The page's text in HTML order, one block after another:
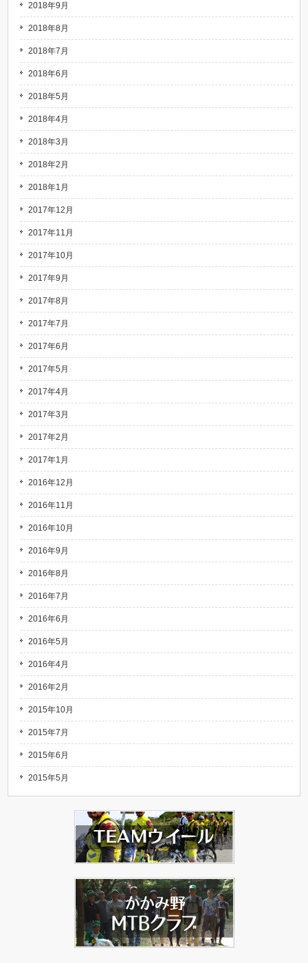
2018年9月
2018年8月
2018年7月
2018年6月
2018年5月
2018年4月
2018年3月
2018年2月
2018年1月
2017年12月
2017年11月
2017年10月
2017年9月
2017年8月
2017年7月
2017年6月
2017年5月
2017年4月
2017年3月
2017年2月
2017年1月
2016年12月
2016年11月
2016年10月
2016年9月
2016年8月
2016年7月
2016年6月
2016年5月
2016年4月
2016年2月
2015年10月
2015年7月
2015年6月
2015年5月